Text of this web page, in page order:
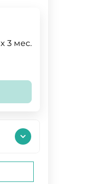
x 3 мес.